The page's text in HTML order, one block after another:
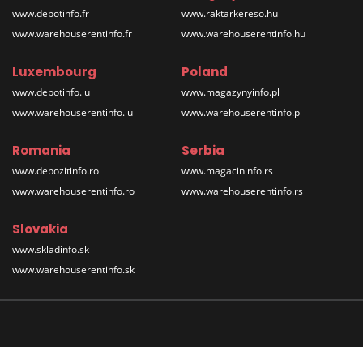
www.depotinfo.fr
www.warehouserentinfo.fr
www.raktarkereso.hu
www.warehouserentinfo.hu
Luxembourg
www.depotinfo.lu
www.warehouserentinfo.lu
Poland
www.magazynyinfo.pl
www.warehouserentinfo.pl
Romania
www.depozitinfo.ro
www.warehouserentinfo.ro
Serbia
www.magacininfo.rs
www.warehouserentinfo.rs
Slovakia
www.skladinfo.sk
www.warehouserentinfo.sk